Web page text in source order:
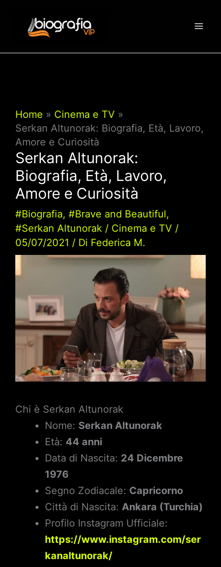
contenuto
Home
Cinema e TV
Serkan Altunorak: Biografia, Età, Lavoro,
Amore e Curiosità
Serkan Altunorak:
Biografia, Età, Lavoro,
Amore e Curiosità
#Biografia, #Brave and Beautiful,
#Serkan Altunorak / Cinema e TV /
05/07/2021 / Di Federica M.
Chi è Serkan Altunorak
Nome: Serkan Altunorak
Età: 44 anni
Data di Nascita: 24 Dicembre
1976
Segno Zodiacale: Capricorno
Città di Nascita: Ankara (Turchia)
Profilo Instagram Ufficiale:
https://www.instagram.com/ser
kanaltunorak/